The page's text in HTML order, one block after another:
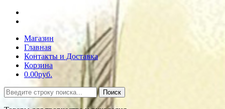
Магазин
Главная
Контакты и Доставка
Корзина
0.00руб.
Поиск